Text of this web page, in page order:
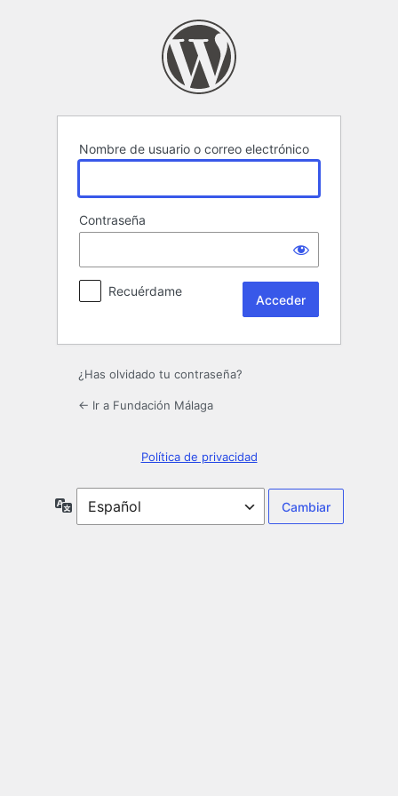
Nombre de usuario o correo electrónico
Contraseña
Recuérdame
¿Has olvidado tu contraseña?
← Ir a Fundación Málaga
Política de privacidad
Idioma